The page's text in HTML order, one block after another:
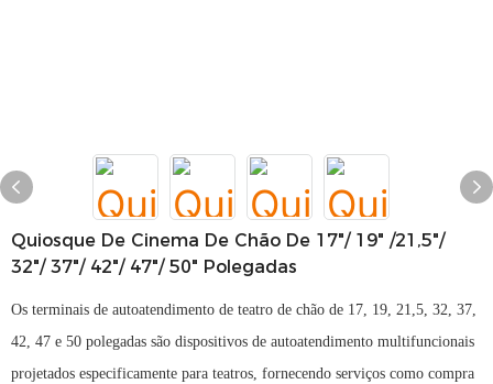
Quiosque De Cinema De Chão De 17"/ 19" /21,5"/
32"/ 37"/ 42"/ 47"/ 50" Polegadas
Os terminais de autoatendimento de teatro de chão de 17, 19, 21,5, 32, 37,
42, 47 e 50 polegadas são dispositivos de autoatendimento multifuncionais
projetados especificamente para teatros, fornecendo serviços como compra